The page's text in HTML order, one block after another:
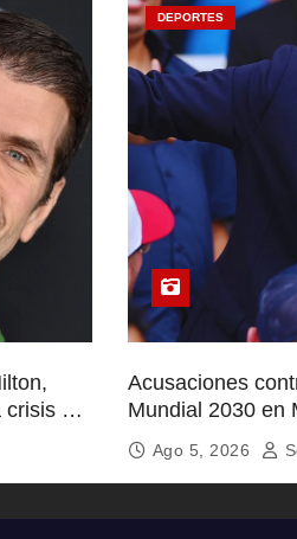
en
DEPORTES
Acusaciones
Mundial 2030 en
respaldo político?
Ago 5, 2026